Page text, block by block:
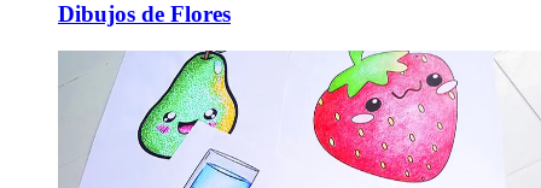
Dibujos de Flores